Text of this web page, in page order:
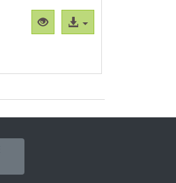
Vista
previa
Acceso
al